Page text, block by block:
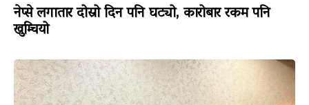
नेप्से लगातार दोस्रो दिन पनि घट्यो, कारोबार रकम पनि
खुम्चियो